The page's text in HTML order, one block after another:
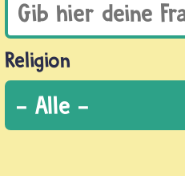
Religion